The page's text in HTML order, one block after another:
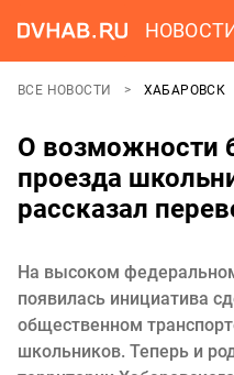
ВСЕ НОВОСТИ ХАБАРОВСК
О возможности
проезда
рассказал
На высоком
появилась инициатива
общественном
школьников. Теперь и